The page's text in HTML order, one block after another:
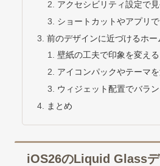
アクセシビリティ設定で
ショートカットやアプリ
前のデザインに近づけるホ
壁紙の工夫で印象を変える
アイコンパックやテーマ
ウィジェット配置でバラ
まとめ
iOS26のLiquid Glassデ